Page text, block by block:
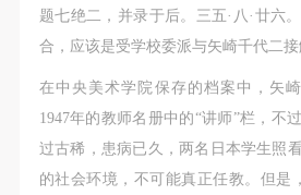
题七绝二，并录于后。三五·八·廿六
合，应该是受学校委派与矢崎千代二接
在中央美术学院保存的档案中，矢
1947年的教师名册中的“讲师”栏，不
过古稀，患病已久，两名日本学生照
的社会环境，不可能真正任教。但是